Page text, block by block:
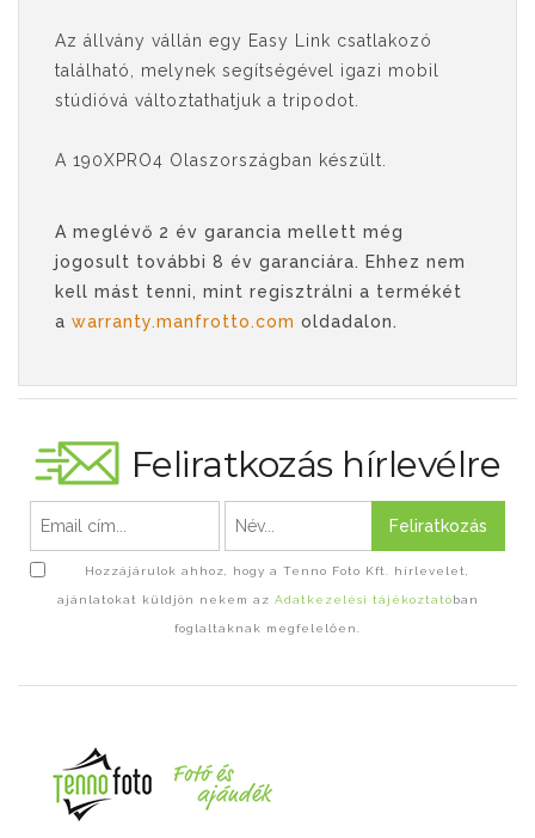
Az állvány vállán egy Easy Link csatlakozó
található, melynek segítségével igazi mobil
stúdióvá változtathatjuk a tripodot.
A 190XPRO4 Olaszországban készült.
A meglévő 2 év garancia mellett még
jogosult további 8 év garanciára. Ehhez nem
kell mást tenni, mint regisztrálni a termékét
a warranty.manfrotto.com oldadalon.
Feliratkozás hírlevélre
Feliratkozás
Hozzájárulok ahhoz, hogy a Tenno Foto Kft. hírlevelet,
ajánlatokat küldjön nekem az Adatkezelési tájékoztató ban
foglaltaknak megfelelően.